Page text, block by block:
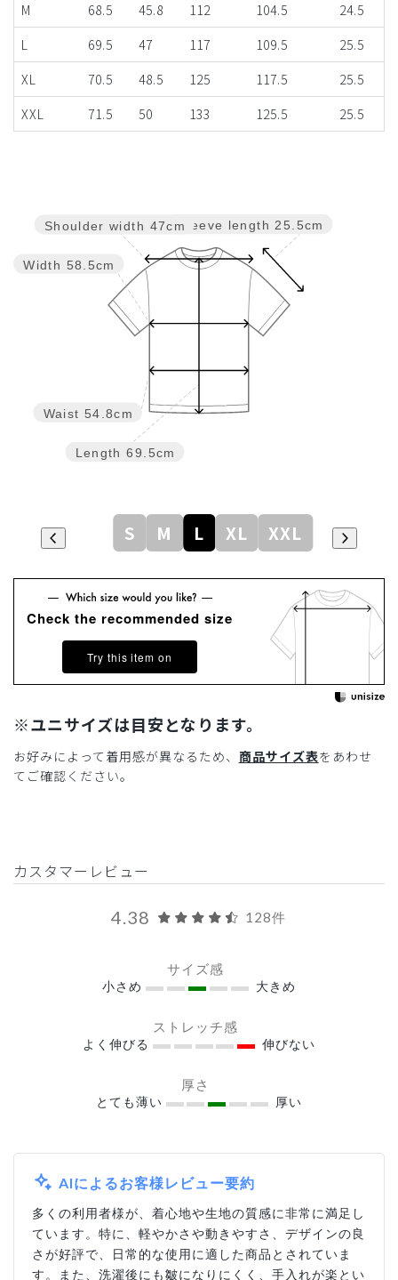
M
68.5 45.8 112 104.5
24.5
L
69.5 47 117 109.5
25.5
XL
70.5 48.5 125 117.5
25.5
XXL
71.5 50 133 125.5 25.5
Sleeve length 25.5cm
Length 69.5cm
Waist 54.8cm
Width 58.5cm
Shoulder width 47cm
S M L XL XXL
Check the recommended size
Try this item on
※ユニサイズは目安となります。
お好みによって着用感が異なるため、 商品サイズ表をあわせ
てご確認ください。
カスタマーレビュー
4.38 128件
サイズ感
小さめ 大きめ
ストレッチ感
よく伸びる 伸びない
厚さ
とても薄い 厚い
AIによるお客様レビュー要約
多くの利用者様が、着心地や生地の質感に非常に満足し
ています。特に、軽やかさや動きやすさ、デザインの良
さが好評で、日常的な使用に適した商品とされていま
す。また、洗濯後にも皺になりにくく、手入れが楽とい